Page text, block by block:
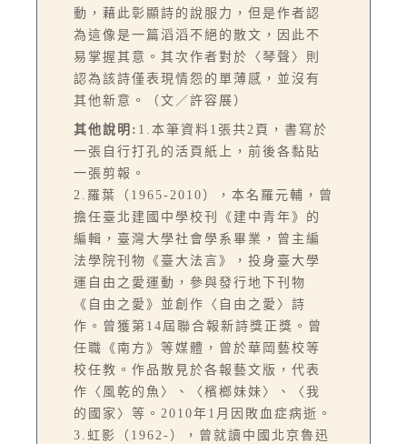
動，藉此彰顯詩的說服力，但是作者認
為這像是一篇滔滔不絕的散文，因此不
易掌握其意。其次作者對於〈琴聲〉則
認為該詩僅表現情怨的單薄感，並沒有
其他新意。（文／許容展）
其他說明: 1.本筆資料1張共2頁，書寫於
一張自行打孔的活頁紙上，前後各黏貼
一張剪報。
2.羅葉（1965-2010），本名羅元輔，曾
擔任臺北建國中學校刊《建中青年》的
編輯，臺灣大學社會學系畢業，曾主編
法學院刊物《臺大法言》，投身臺大學
運自由之愛運動，參與發行地下刊物
《自由之愛》並創作〈自由之愛〉詩
作。曾獲第14屆聯合報新詩獎正獎。曾
任職《南方》等媒體，曾於華岡藝校等
校任教。作品散見於各報藝文版，代表
作〈風乾的魚〉、〈檳榔妹妹〉、〈我
的國家〉等。2010年1月因敗血症病逝。
3.虹影（1962-），曾就讀中國北京魯迅